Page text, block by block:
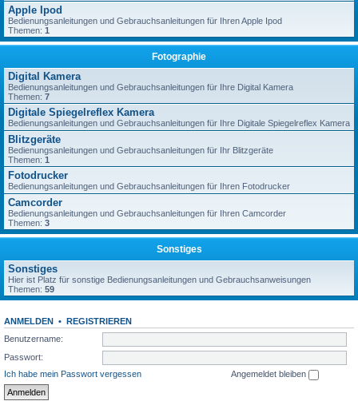
Apple Ipod
Bedienungsanleitungen und Gebrauchsanleitungen für Ihren Apple Ipod
Themen: 1
Fotographie
Digital Kamera
Bedienungsanleitungen und Gebrauchsanleitungen für Ihre Digital Kamera
Themen: 7
Digitale Spiegelreflex Kamera
Bedienungsanleitungen und Gebrauchsanleitungen für Ihre Digitale Spiegelreflex Kamera
Blitzgeräte
Bedienungsanleitungen und Gebrauchsanleitungen für Ihr Blitzgeräte
Themen: 1
Fotodrucker
Bedienungsanleitungen und Gebrauchsanleitungen für Ihren Fotodrucker
Camcorder
Bedienungsanleitungen und Gebrauchsanleitungen für Ihren Camcorder
Themen: 3
Sonstiges
Sonstiges
Hier ist Platz für sonstige Bedienungsanleitungen und Gebrauchsanweisungen
Themen: 59
ANMELDEN • REGISTRIEREN
Benutzername:
Passwort:
Ich habe mein Passwort vergessen
Angemeldet bleiben